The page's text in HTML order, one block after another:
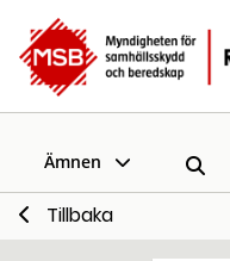
Ämnen
Tillbaka